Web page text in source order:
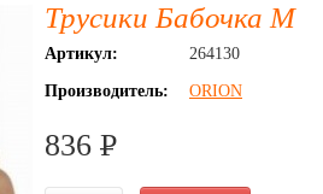
Трусики Бабочка M
Артикул:
264130
Производитель:
ORION
836 P
УБ.